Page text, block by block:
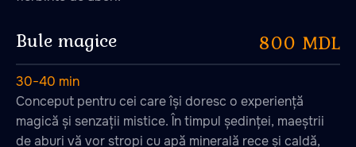
Bule magice 800 MDL
30−40 min
Conceput pentru cei care își doresc o experiență
magică și senzații mistice. În timpul ședinței, maeștrii
de aburi vă vor stropi cu apă minerală rece și caldă,